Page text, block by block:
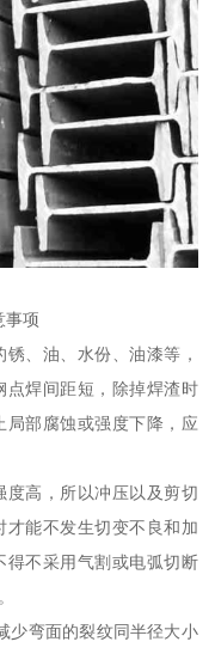
事项
、油、水份、油漆等，
点焊间距短，除掉焊渣时
局部腐蚀或强度下降，应
度高，所以冲压以及剪切
才能不发生切变不良和加
得不采用气割或电弧切断
少弯面的裂纹同半径大小